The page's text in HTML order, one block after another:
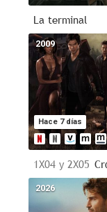
La terminal
Hace 7 días
2009
1X04 y 2X05
2026